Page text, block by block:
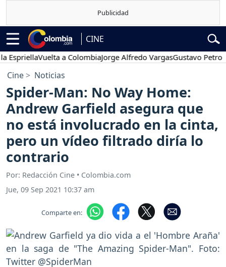
CINE
Vuelta a ColombiaJorge Alfredo VargasGustavo Petro
Cine Noticias
Spider-Man: No Way Home:
Andrew Garfield asegura que
no está involucrado en la cinta,
pero un vídeo filtrado diría lo
contrario
Por: Redacción Cine • Colombia.com
Jue, 09 Sep 2021 10:37 am
Comparte en: